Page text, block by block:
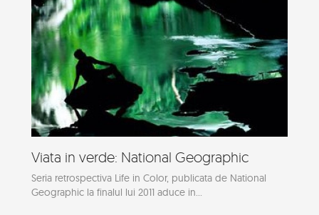
Viata in verde: National Geographic
Seria retrospectiva Life in Color, publicata de National
Geographic la finalul lui 2011 aduce in...